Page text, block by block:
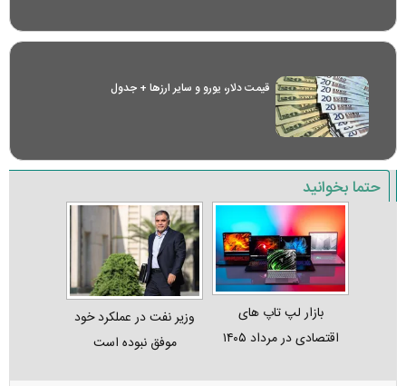
قیمت دلار، یورو و سایر ارز‌ها + جدول
حتما بخوانید
بازار لپ‌ تاپ‌ های
اقتصادی در مرداد ۱۴۰۵
وزیر نفت در عملکرد خود
موفق نبوده است